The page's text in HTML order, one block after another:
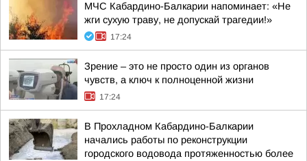
МЧС Кабардино-Балкарии напоминает: «Не
жги сухую траву, не допускай трагедии!»
17:24
Зрение – это не просто один из органов
чувств, а ключ к полноценной жизни
17:24
В Прохладном Кабардино-Балкарии
начались работы по реконструкции
городского водовода протяженностью более